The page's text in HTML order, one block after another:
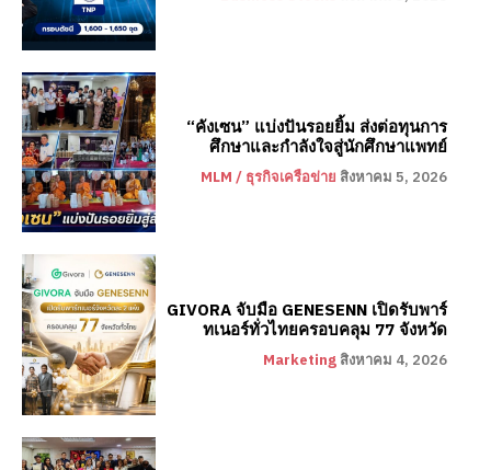
“คังเซน” แบ่งปันรอยยิ้ม ส่งต่อทุนการ
ศึกษาและกำลังใจสู่นักศึกษาแพทย์
MLM / ธุรกิจเครือข่าย สิงหาคม 5, 2026
GIVORA จับมือ GENESENN เปิดรับพาร์
ทเนอร์ทั่วไทยครอบคลุม 77 จังหวัด
Marketing สิงหาคม 4, 2026